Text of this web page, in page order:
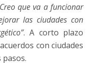
que va a funcionar
las ciudades con
. A corto plazo
con ciudades